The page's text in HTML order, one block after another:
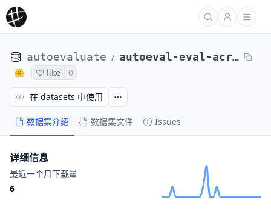
autoevaluate / autoeval-eval-acronym_identification-default-ecf72e-96411146660
like 0
数据集介绍 数据集文件 Issues
在 datasets 中使用
详细信息
最近一个月下载量
6